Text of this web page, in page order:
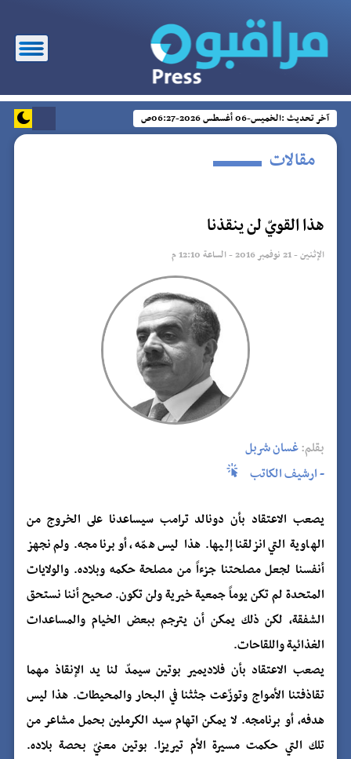
آخر تحديث :الخميس-06 أغسطس 2026-06:27ص
مقالات
هذا القويّ لن ينقذنا
الإثنين - 21 نوفمبر 2016 - الساعة 12:10 م
بقلم:غسان شربل
- ارشيف الكاتب
يصعب الاعتقاد بأن دونالد ترامب سيساعدنا على الخروج من
الهاوية التي انزلقنا إليها. هذا ليس همّه، أو برنامجه. ولم نجهز
أنفسنا لجعل مصلحتنا جزءاً من مصلحة حكمه وبلاده. والولايات
المتحدة لم تكن يوماً جمعية خيرية ولن تكون. صحيح أننا نستحق
الشفقة، لكن ذلك يمكن أن يترجم ببعض الخيام والمساعدات
الغذائية واللقاحات.
يصعب الاعتقاد بأن فلاديمير بوتين سيمدّ لنا يد الإنقاذ مهما
تقاذفتنا الأمواج وتوزّعت جثثنا في البحار والمحيطات. هذا ليس
هدفه، أو برنامجه. لا يمكن اتهام سيد الكرملين بحمل مشاعر من
تلك التي حكمت مسيرة الأم تيريزا. بوتين معنيّ بحصة بلاده.